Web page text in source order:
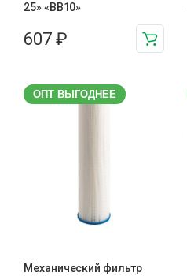
25» «BB10»
607 ₽
ОПТ ВЫГОДНЕЕ
Механический фильтр